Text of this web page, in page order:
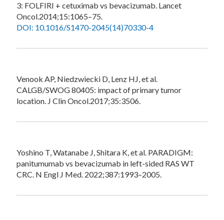
3: FOLFIRI + cetuximab vs bevacizumab. Lancet
Oncol.2014;15:1065–75.
DOI: 10.1016/S1470-2045(14)70330-4
Venook AP, Niedzwiecki D, Lenz HJ, et al.
CALGB/SWOG 80405: impact of primary tumor
location. J Clin Oncol.2017;35:3506.
Yoshino T, Watanabe J, Shitara K, et al. PARADIGM:
panitumumab vs bevacizumab in left-sided RAS WT
CRC. N Engl J Med. 2022;387:1993–2005.